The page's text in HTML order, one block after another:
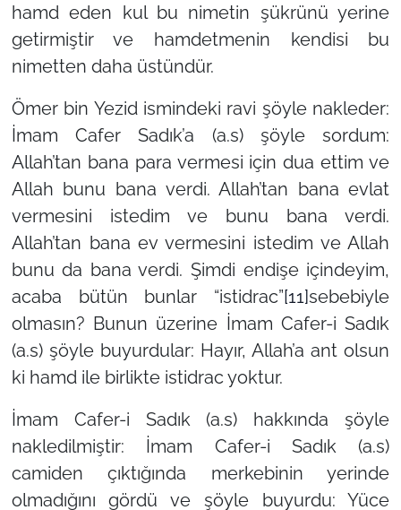
hamd eden kul bu nimetin şükrünü yerine
getirmiştir ve hamdetmenin kendisi bu
nimetten daha üstündür.
Ömer bin Yezid ismindeki ravi şöyle nakleder:
İmam Cafer Sadık’a (a.s) şöyle sordum:
Allah’tan bana para vermesi için dua ettim ve
Allah bunu bana verdi. Allah’tan bana evlat
vermesini istedim ve bunu bana verdi.
Allah’tan bana ev vermesini istedim ve Allah
bunu da bana verdi. Şimdi endişe içindeyim,
acaba bütün bunlar “istidrac”[11]sebebiyle
olmasın? Bunun üzerine İmam Cafer-i Sadık
(a.s) şöyle buyurdular: Hayır, Allah’a ant olsun
ki hamd ile birlikte istidrac yoktur.
İmam Cafer-i Sadık (a.s) hakkında şöyle
nakledilmiştir: İmam Cafer-i Sadık (a.s)
camiden çıktığında merkebinin yerinde
olmadığını gördü ve şöyle buyurdu: Yüce